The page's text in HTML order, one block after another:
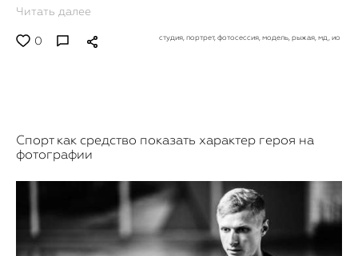
Читать далее
0 студия, портрет, фотосессия, модель, рыжая, мд, ио
Спорт как средство показать характер героя на
фотографии